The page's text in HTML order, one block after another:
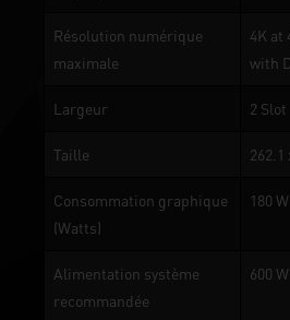
Résolution numérique
maximale
4K at
with
Largeur 2 Slot
Taille 262.1
Consommation graphique
(Watts)
180 W
Alimentation système
recommandée
600 W